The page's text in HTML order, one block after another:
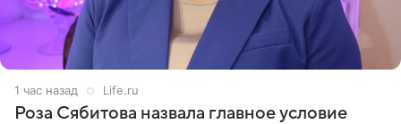
1 час назад Life.ru
Роза Сябитова назвала главное условие